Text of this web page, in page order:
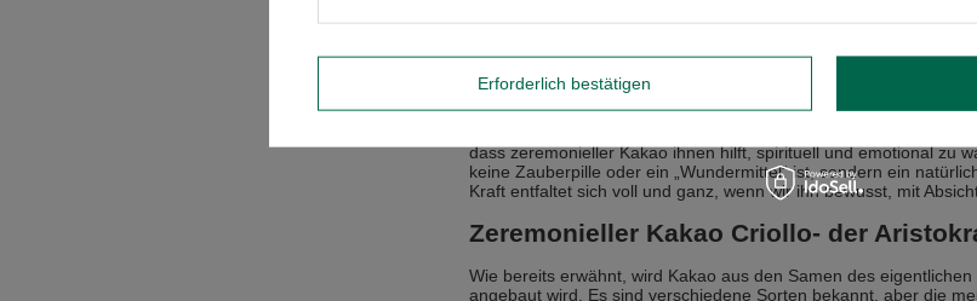
Was kann man vom Genuss einer Portion hochwertigen,
Wirkungen gehören ein angenehmes
Gefühl des
perfekte Getränk, wenn du einen zusätzlichen Kick für kreative
Auswirkungen des Trinkens von zeremoniellem Kakao sind
dass zeremonieller Kakao ihnen hilft, spirituell und emotional zu
keine Zauberpille oder ein „Wundermittel“ ist, sondern ein
Kraft entfaltet sich voll und ganz, wenn wir ihn bewusst, mit
Zeremonieller Kakao Criollo- der
Wie bereits erwähnt, wird Kakao aus den Samen des
angebaut wird. Es sind verschiedene Sorten bekannt, aber die
Erforderlich bestätigen